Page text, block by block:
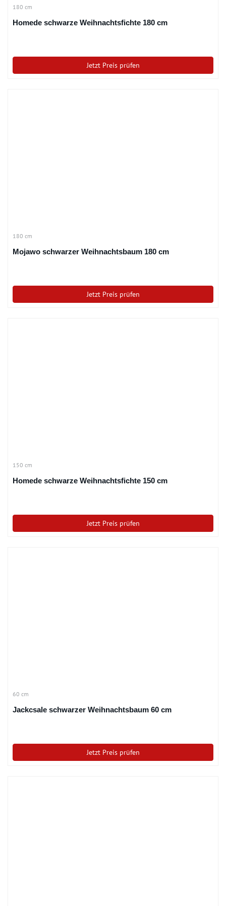
180 cm
Homede schwarze Weihnachtsfichte 180 cm
Jetzt Preis prüfen
180 cm
Mojawo schwarzer Weihnachtsbaum 180 cm
Jetzt Preis prüfen
150 cm
Homede schwarze Weihnachtsfichte 150 cm
Jetzt Preis prüfen
60 cm
Jackcsale schwarzer Weihnachtsbaum 60 cm
Jetzt Preis prüfen